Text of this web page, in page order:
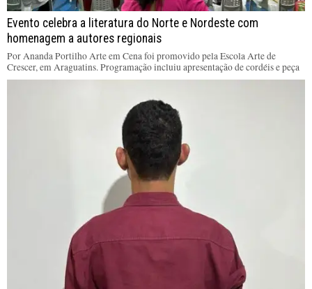
Evento celebra a literatura do Norte e Nordeste com
homenagem a autores regionais
Por Ananda Portilho Arte em Cena foi promovido pela Escola Arte de
Crescer, em Araguatins. Programação incluiu apresentação de cordéis e peça